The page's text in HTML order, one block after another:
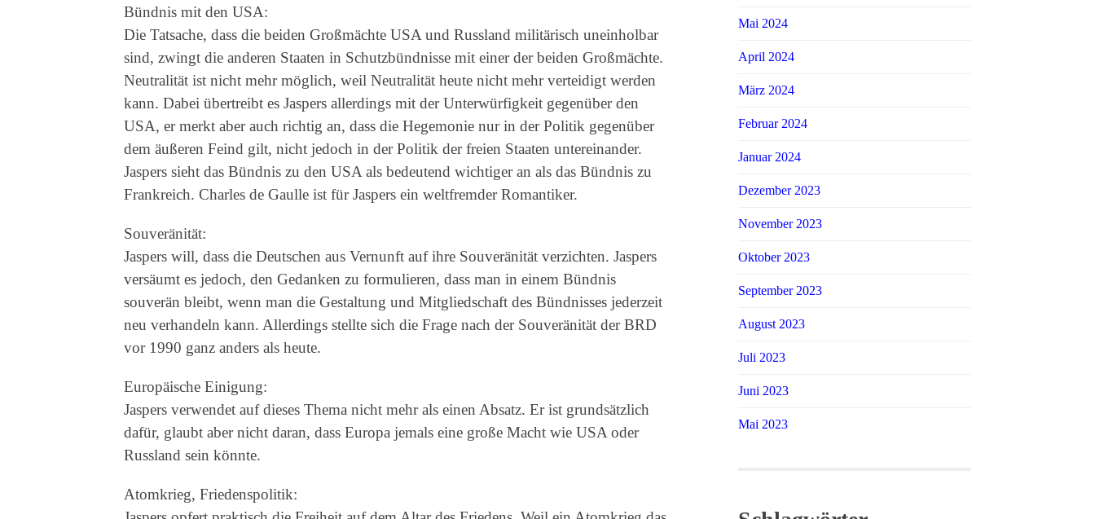
Bündnis mit den USA:
Die Tatsache, dass die beiden Großmächte USA und Russland militärisch uneinholbar
sind, zwingt die anderen Staaten in Schutzbündnisse mit einer der beiden Großmächte.
Neutralität ist nicht mehr möglich, weil Neutralität heute nicht mehr verteidigt werden
kann. Dabei übertreibt es Jaspers allerdings mit der Unterwürfigkeit gegenüber den
USA, er merkt aber auch richtig an, dass die Hegemonie nur in der Politik gegenüber
dem äußeren Feind gilt, nicht jedoch in der Politik der freien Staaten untereinander.
Jaspers sieht das Bündnis zu den USA als bedeutend wichtiger an als das Bündnis zu
Frankreich. Charles de Gaulle ist für Jaspers ein weltfremder Romantiker.
Souveränität:
Jaspers will, dass die Deutschen aus Vernunft auf ihre Souveränität verzichten. Jaspers
versäumt es jedoch, den Gedanken zu formulieren, dass man in einem Bündnis
souverän bleibt, wenn man die Gestaltung und Mitgliedschaft des Bündnisses jederzeit
neu verhandeln kann. Allerdings stellte sich die Frage nach der Souveränität der BRD
vor 1990 ganz anders als heute.
Europäische Einigung:
Jaspers verwendet auf dieses Thema nicht mehr als einen Absatz. Er ist grundsätzlich
dafür, glaubt aber nicht daran, dass Europa jemals eine große Macht wie USA oder
Russland sein könnte.
Atomkrieg, Friedenspolitik:
Mai 2024
April 2024
März 2024
Februar 2024
Januar 2024
Dezember 2023
November 2023
Oktober 2023
September 2023
August 2023
Juli 2023
Juni 2023
Mai 2023